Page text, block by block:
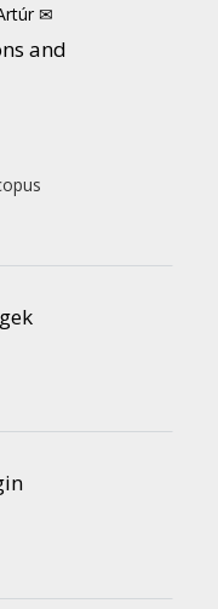
✉
and